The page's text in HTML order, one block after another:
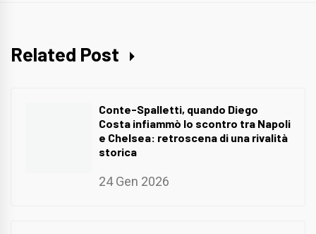
Related Post
Conte-Spalletti, quando Diego
Costa infiammò lo scontro tra Napoli
e Chelsea: retroscena di una rivalità
storica
24 Gen 2026